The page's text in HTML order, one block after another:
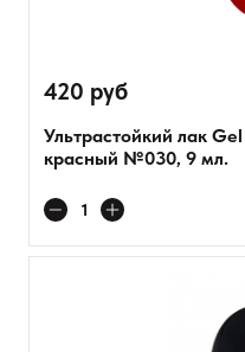
420 руб
Ультрастойкий лак
красный №030, 9 мл.